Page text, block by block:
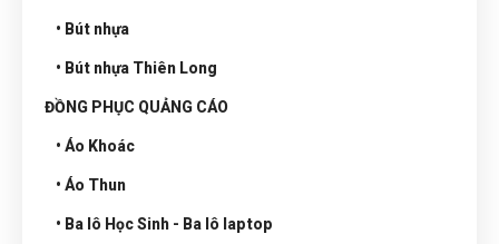
• Bút nhựa
• Bút nhựa Thiên Long
ĐỒNG PHỤC QUẢNG CÁO
• Áo Khoác
• Áo Thun
• Ba lô Học Sinh - Ba lô laptop